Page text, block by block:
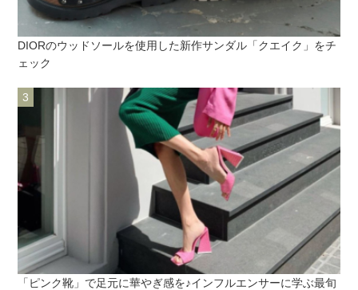
DIORのウッドソールを使用した新作サンダル「クエイク」をチ
ェック
「ピンク靴」で足元に華やぎ感を♪インフルエンサーに学ぶ最旬